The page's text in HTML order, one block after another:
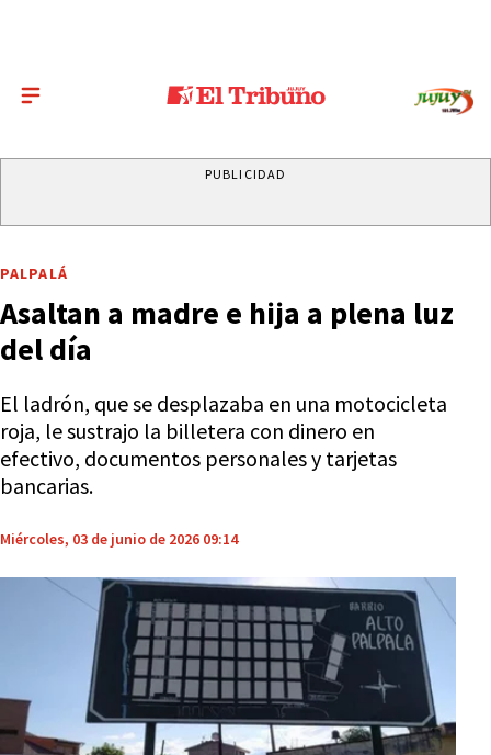
PUBLICIDAD
PALPALÁ
Asaltan a madre e hija a plena luz
del día
El ladrón, que se desplazaba en una motocicleta
roja, le sustrajo la billetera con dinero en
efectivo, documentos personales y tarjetas
bancarias.
Miércoles, 03 de junio de 2026 09:14